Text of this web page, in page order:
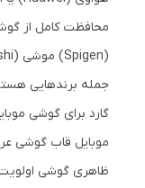
محافظت کامل از
جمله برندهایی
گارد برای گوشی
موبایل قاب گوشی
ظاهری گوشی اولویت